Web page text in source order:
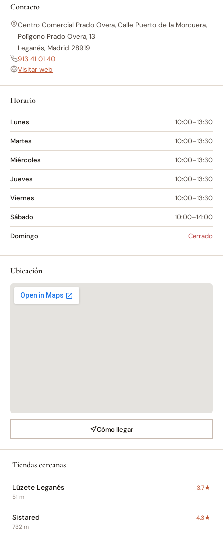
Contacto
Centro Comercial Prado Overa, Calle Puerto de la Morcuera,
Polígono Prado Overa, 13
Leganés, Madrid 28919
913 41 01 40
Visitar web
Horario
Lunes 10:00–13:30
Martes 10:00–13:30
Miércoles 10:00–13:30
Jueves 10:00–13:30
Viernes 10:00–13:30
Sábado 10:00–14:00
Domingo Cerrado
Ubicación
Cómo llegar
Tiendas cercanas
Lúzete Leganés 3.7★
51 m
Sistared 4.3★
732 m